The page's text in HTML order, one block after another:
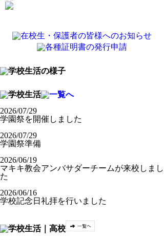
2026/07/29
学園祭を開催しました
2026/07/29
学園祭準備
2026/06/19
マキキ教会アンバサダーチームが来校しまし
た
2026/06/16
学校記念日礼拝を行いました